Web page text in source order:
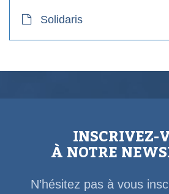
Solidaris
INSCRIVEZ-
À NOTRE
N’hésitez pas à vous